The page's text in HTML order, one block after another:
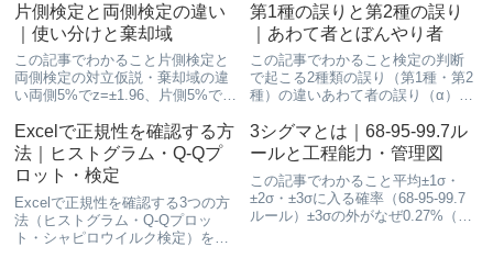
片側検定と両側検定の違い
｜使い分けと棄却域
この記事でわかること片側検定と
両側検定の対立仮説・棄却域の違
い両側5%でz=±1.96、片側5%で
の判断基準ExcelのNORM.S.INV・
T.INVでの臨界値の出し方📌 前提
知識：仮説検定の考え方と...
第1種の誤りと第2種の誤り
｜あわて者とぼんやり者
この記事でわかること検定の判断
で起こる2種類の誤り（第1種・第2
種）の違いあわて者の誤り（α）・
関係αとβがトレードオフになる理
由管理図や抜取検査での「危険」
との対応📌 前提知識：仮説検定の
考え方と手順を読ん...
Excelで正規性を確認する方
法｜ヒストグラム・Q-Qプ
ロット・検定
Excelで正規性を確認する3つの方
法（ヒストグラム・Q-Qプロッ
ト・シャピロウイルク検定）を手
3シグマとは｜68-95-99.7ル
ールと工程能力・管理図
この記事でわかること平均±1σ・
±2σ・±3σに入る確率（68-95-99.7
ルール）±3σの外がなぜ0.27%（約